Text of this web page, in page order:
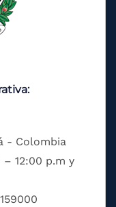
- Colombia
12:00 p.m y